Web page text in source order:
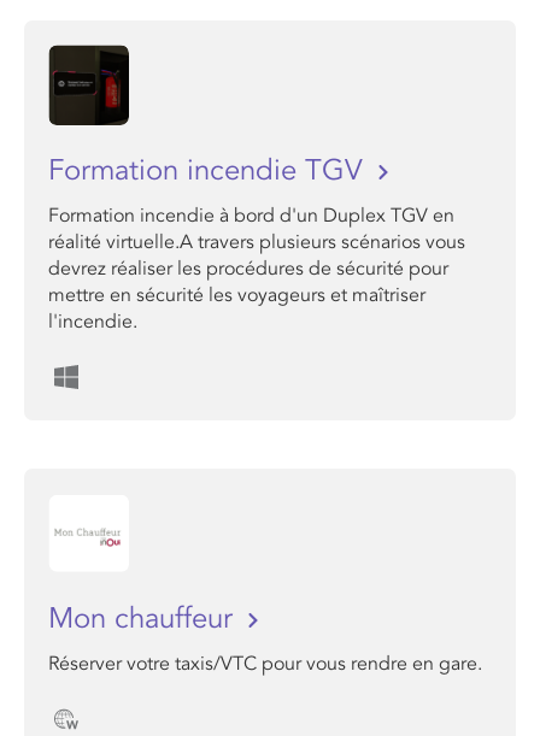
Formation incendie TGV
Formation incendie à bord d'un Duplex TGV en
réalité virtuelle.A travers plusieurs scénarios vous
devrez réaliser les procédures de sécurité pour
mettre en sécurité les voyageurs et maîtriser
l'incendie.
Mon chauffeur
Réserver votre taxis/VTC pour vous rendre en gare.